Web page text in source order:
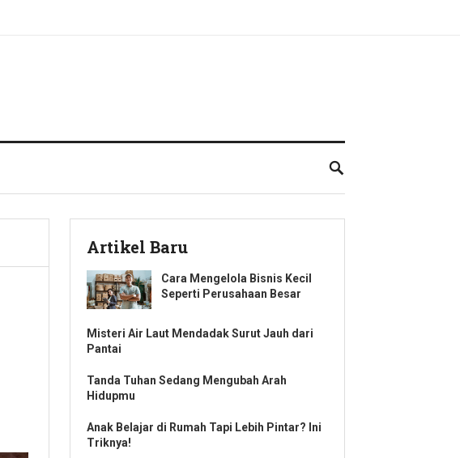
Artikel Baru
Cara Mengelola Bisnis Kecil
Seperti Perusahaan Besar
Misteri Air Laut Mendadak Surut Jauh dari
Pantai
Tanda Tuhan Sedang Mengubah Arah
Hidupmu
Anak Belajar di Rumah Tapi Lebih Pintar? Ini
Triknya!